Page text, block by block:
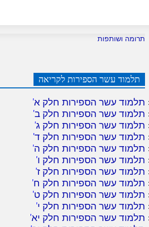
תרומה ושותפות
תלמוד עשר הספירות לקריאה
תלמוד עשר הספירות חלק א'
תלמוד עשר הספירות חלק ב'
תלמוד עשר הספירות חלק ג'
תלמוד עשר הספירות חלק ד'
תלמוד עשר הספירות חלק ה'
תלמוד עשר הספירות חלק ו'
תלמוד עשר הספירות חלק ז'
תלמוד עשר הספירות חלק ח'
תלמוד עשר הספירות חלק ט'
תלמוד עשר הספירות חלק י'
תלמוד עשר הספירות חלק יא'